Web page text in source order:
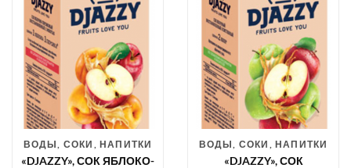
ВОДЫ, СОКИ, НАПИТКИ
«DJAZZY», СОК ЯБЛОКО-
ВОДЫ, СОКИ, НАПИТКИ
«DJAZZY», СОК